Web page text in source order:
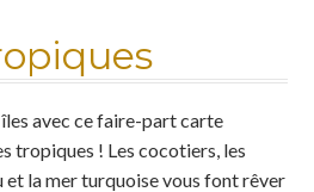
avec ce faire-part carte
tropiques ! Les cocotiers, les
et la mer turquoise vous font rêver